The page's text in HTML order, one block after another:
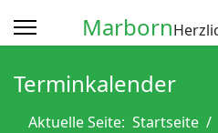
Marborn
Terminkalender
Aktuelle Seite: Startseite